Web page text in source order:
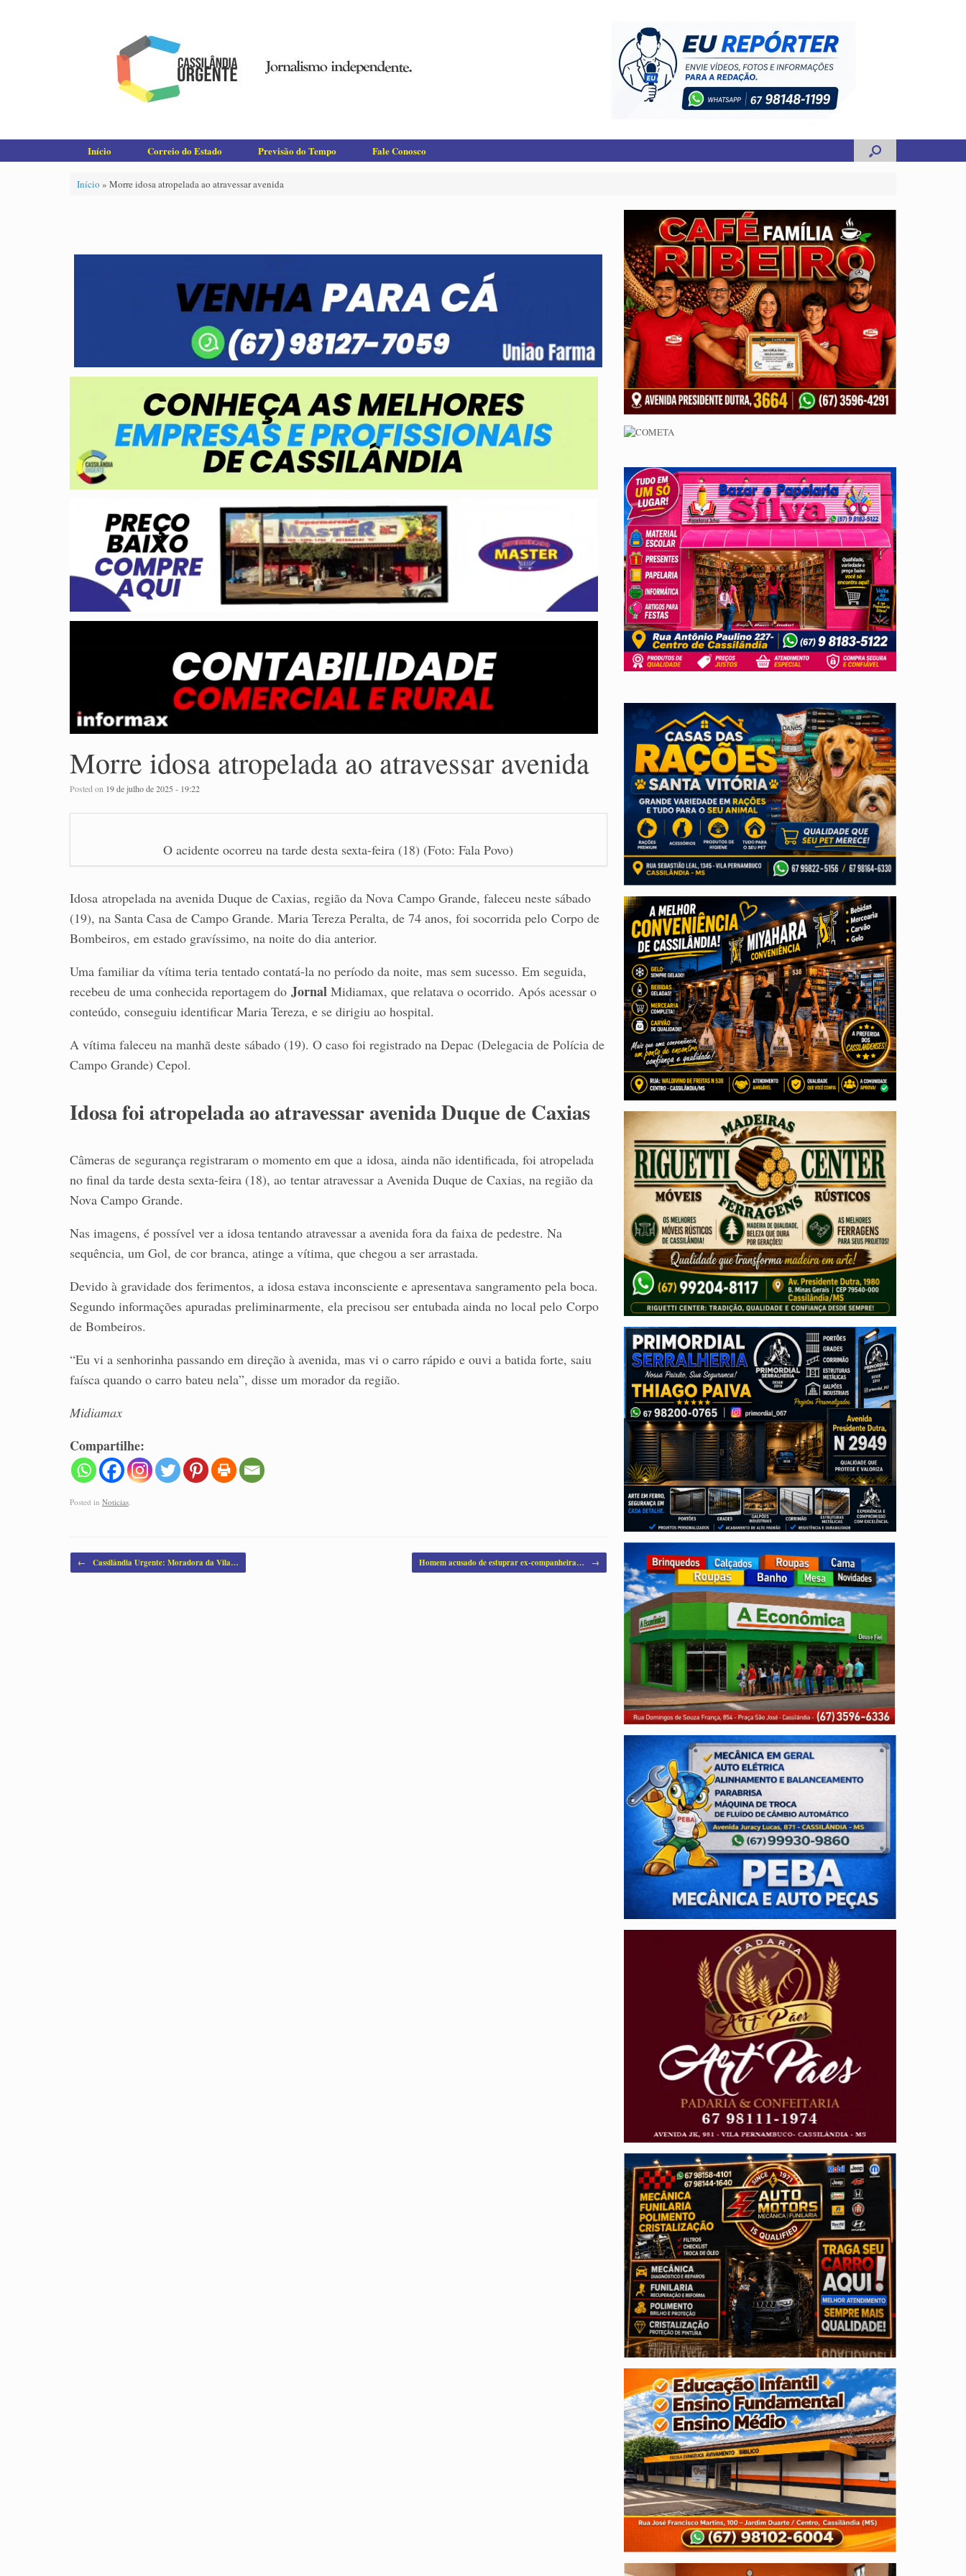
Início Correio do Estado Previsão do Tempo Fale Conosco
Início » Morre idosa atropelada ao atravessar avenida
Morre idosa atropelada ao atravessar avenida
Posted on 19 de julho de 2025 - 19:22
O acidente ocorreu na tarde desta sexta-feira (18) (Foto: Fala Povo)
Idosa atropelada na avenida Duque de Caxias, região da Nova Campo Grande, faleceu neste sábado
(19), na Santa Casa de Campo Grande. Maria Tereza Peralta, de 74 anos, foi socorrida pelo Corpo de
Bombeiros, em estado gravíssimo, na noite do dia anterior.
Uma familiar da vítima teria tentado contatá-la no período da noite, mas sem sucesso. Em seguida,
recebeu de uma conhecida reportagem do Jornal Midiamax, que relatava o ocorrido. Após acessar o
conteúdo, conseguiu identificar Maria Tereza, e se dirigiu ao hospital.
A vítima faleceu na manhã deste sábado (19). O caso foi registrado na Depac (Delegacia de Polícia de
Campo Grande) Cepol.
Idosa foi atropelada ao atravessar avenida Duque de Caxias
Câmeras de segurança registraram o momento em que a idosa, ainda não identificada, foi atropelada
no final da tarde desta sexta-feira (18), ao tentar atravessar a Avenida Duque de Caxias, na região da
Nova Campo Grande.
Nas imagens, é possível ver a idosa tentando atravessar a avenida fora da faixa de pedestre. Na
sequência, um Gol, de cor branca, atinge a vítima, que chegou a ser arrastada.
Devido à gravidade dos ferimentos, a idosa estava inconsciente e apresentava sangramento pela boca.
Segundo informações apuradas preliminarmente, ela precisou ser entubada ainda no local pelo Corpo
de Bombeiros.
“Eu vi a senhorinha passando em direção à avenida, mas vi o carro rápido e ouvi a batida forte, saiu
faísca quando o carro bateu nela”, disse um morador da região.
Midiamax
Compartilhe:
Posted in Noticias
Post navigation
← Cassilândia Urgente: Moradora da Vila… Homem acusado de estuprar ex-companheira… →